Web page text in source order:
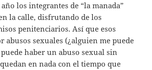
los integrantes de “la manada”
la calle, disfrutando de los
penitenciarios. Así que esos
abusos sexuales (¿alguien me puede
haber un abuso sexual sin
en nada con el tiempo que